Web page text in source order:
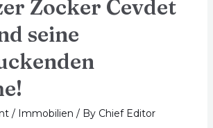
Zocker Cevdet
seine
/ Immobilien / By Chief Editor